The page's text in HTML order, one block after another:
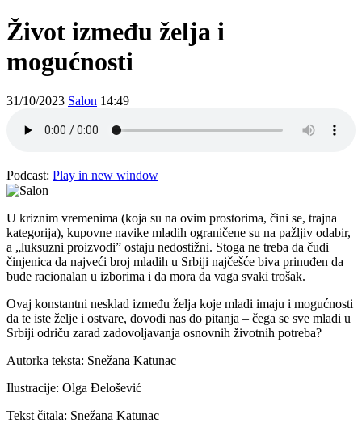
Život između želja i
mogućnosti
31/10/2023 Salon 14:49
Podcast: Play in new window
U kriznim vremenima (koja su na ovim prostorima, čini se, trajna
kategorija), kupovne navike mladih ograničene su na pažljiv odabir,
a „luksuzni proizvodi” ostaju nedostižni. Stoga ne treba da čudi
činjenica da najveći broj mladih u Srbiji najčešće biva prinuđen da
bude racionalan u izborima i da mora da vaga svaki trošak.
Ovaj konstantni nesklad između želja koje mladi imaju i mogućnosti
da te iste želje i ostvare, dovodi nas do pitanja – čega se sve mladi u
Srbiji odriču zarad zadovoljavanja osnovnih životnih potreba?
Autorka teksta: Snežana Katunac
Ilustracije: Olga Đelošević
Tekst čitala: Snežana Katunac